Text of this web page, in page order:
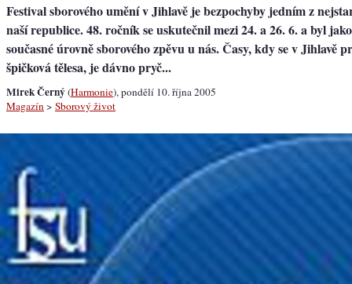
Festival sborového umění v Jihlavě je bezpochyby jedním z
naší republice. 48. ročník se uskutečnil mezi 24. a 26. 6. a byl
současné úrovně sborového zpěvu u nás. Časy, kdy se v Jihlavě
špičková tělesa, je dávno pryč...
Mirek Černý(Harmonie), pondělí 10. října 2005
Magazín > Sborový život